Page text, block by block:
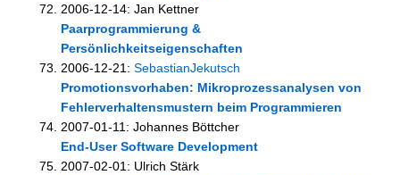
2006-12-14: Jan Kettner
Paarprogrammierung &
Persönlichkeitseigenschaften
2006-12-21: SebastianJekutsch
Promotionsvorhaben: Mikroprozessanalysen von
Fehlerverhaltensmustern beim Programmieren
2007-01-11: Johannes Böttcher
End-User Software Development
2007-02-01: Ulrich Stärk